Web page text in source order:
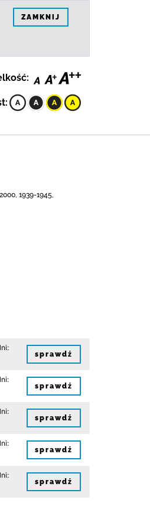
ZAMKNIJ
1939-1945,
sprawdź
sprawdź
sprawdź
sprawdź
sprawdź